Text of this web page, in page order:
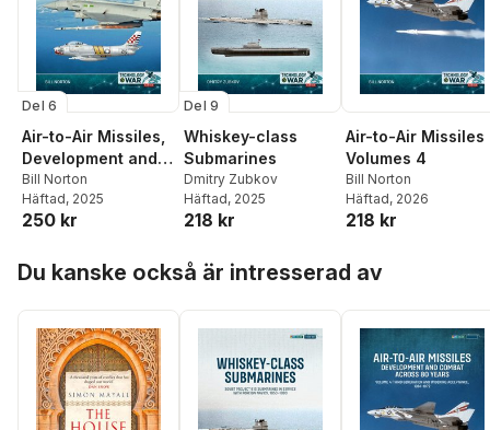
Del 6
Air-to-Air Missiles,
Development and
Combat Across 80
Years Volume 1
Bill Norton
Häftad, 2025
250 kr
Del 9
Whiskey-class
Submarines
Dmitry Zubkov
Häftad, 2025
218 kr
Air-to-Air Missiles
Volumes 4
Bill Norton
Häftad, 2026
218 kr
Du kanske också är intresserad av